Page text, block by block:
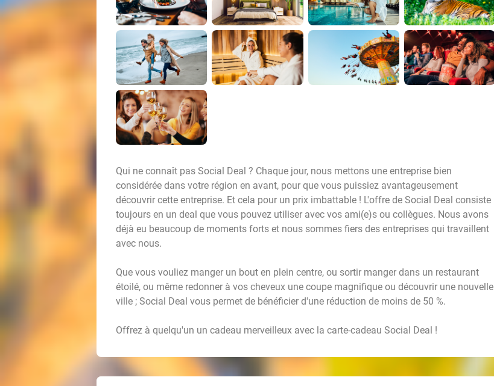
Qui ne connaît pas Social Deal ? Chaque jour, nous mettons une entreprise bien
considérée dans votre région en avant, pour que vous puissiez avantageusement
découvrir cette entreprise. Et cela pour un prix imbattable ! L'offre de Social Deal consiste
toujours en un deal que vous pouvez utiliser avec vos ami(e)s ou collègues. Nous avons
déjà eu beaucoup de moments forts et nous sommes fiers des entreprises qui travaillent
avec nous.
Que vous vouliez manger un bout en plein centre, ou sortir manger dans un restaurant
étoilé, ou même redonner à vos cheveux une coupe magnifique ou découvrir une nouvelle
ville ; Social Deal vous permet de bénéficier d'une réduction de moins de 50 %.
Offrez à quelqu'un un cadeau merveilleux avec la carte-cadeau Social Deal !